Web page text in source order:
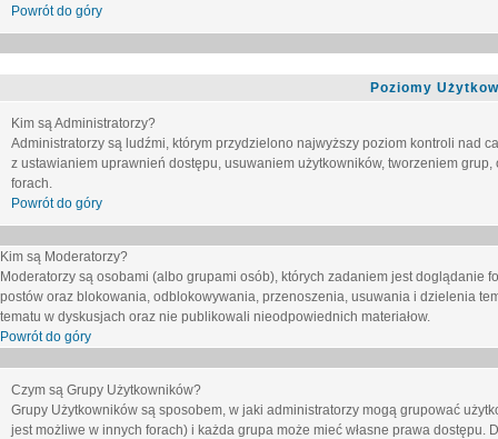
Powrót do góry
Poziomy
Kim są Administratorzy?
Administratorzy są ludźmi, którym przydzielono najwyższy poziom kontroli nad
z ustawianiem uprawnień dostępu, usuwaniem użytkowników, tworzeniem
forach.
Powrót do góry
Kim są Moderatorzy?
Moderatorzy są osobami (albo grupami osób), których zadaniem jest
postów oraz blokowania, odblokowywania, przenoszenia, usuwania i dzielenia
tematu w dyskusjach oraz nie publikowali nieodpowiednich materiałow.
Powrót do góry
Czym są Grupy Użytkowników?
Grupy Użytkowników są sposobem, w jaki administratorzy mogą grupować
jest możliwe w innych forach) i każda grupa może mieć własne prawa